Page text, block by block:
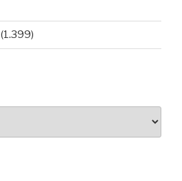
(1.399)